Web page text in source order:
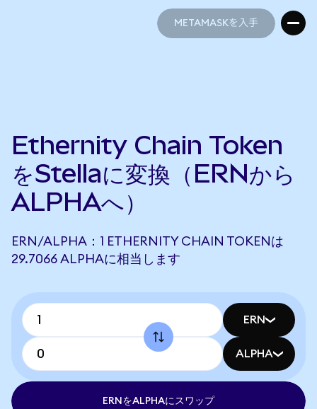
METAMASKを入手
Ethernity Chain Token
をStellaに変換（ERNから
ALPHAへ）
ERN/ALPHA：1 ETHERNITY CHAIN TOKENは
29.7066 ALPHAに相当します
ERN
ALPHA
ERNをALPHAにスワップ